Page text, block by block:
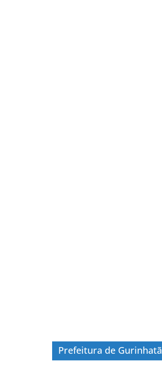
Prefeitura de Gurinhatã